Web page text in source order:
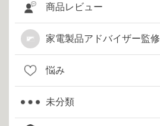
商品レビュー
家電製品アドバイザー監修
悩み
未分類